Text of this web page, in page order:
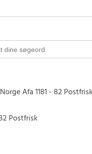
Norge Afa 1181 - 82 Postfrisk